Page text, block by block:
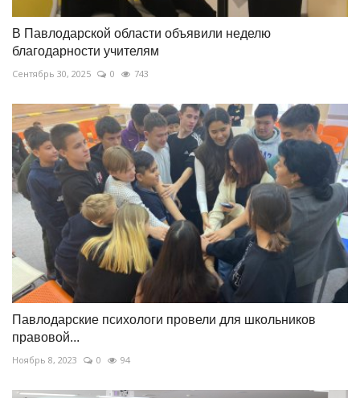
В Павлодарской области объявили неделю
благодарности учителям
Сентябрь 30, 2025 0 743
Павлодарские психологи провели для школьников
правовой...
Ноябрь 8, 2023 0 94